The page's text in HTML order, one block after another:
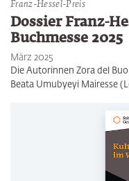
Franz-Hessel-Preis
Dossier Franz-
Buchmesse 2025
März 2025
Die Autorinnen Zora del
Beata Umubyeyi Mairesse